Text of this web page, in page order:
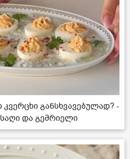
განსხვავებულად? -
და გემრიელი